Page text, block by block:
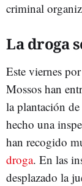
criminal
La droga
Este viernes
Mossos han
la plantación
hecho una
han recogido
droga. En las
desplazado la